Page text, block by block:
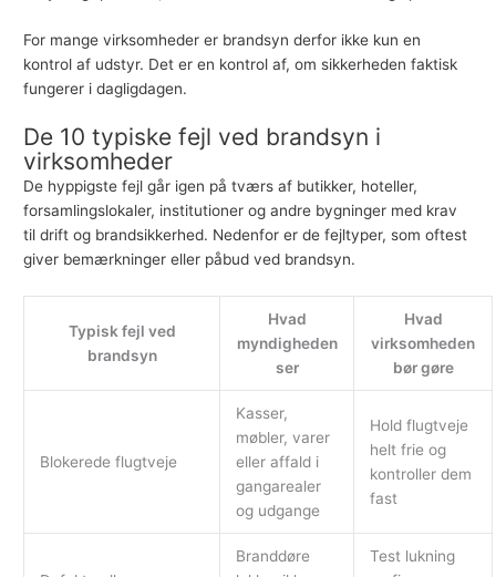
For mange virksomheder er brandsyn derfor ikke kun en
kontrol af udstyr. Det er en kontrol af, om sikkerheden faktisk
fungerer i dagligdagen.
De 10 typiske fejl ved brandsyn i
virksomheder
De hyppigste fejl går igen på tværs af butikker, hoteller,
forsamlingslokaler, institutioner og andre bygninger med krav
til drift og brandsikkerhed. Nedenfor er de fejltyper, som oftest
giver bemærkninger eller påbud ved brandsyn.
Typisk fejl ved
brandsyn
Hvad
myndigheden
ser
Hvad
virksomheden
bør gøre
Blokerede flugtveje
Kasser,
møbler, varer
eller affald i
gangarealer
og udgange
Hold flugtveje
helt frie og
kontroller dem
fast
Branddøre
Test lukning